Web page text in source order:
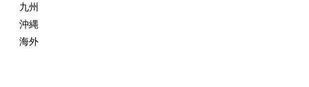
九州
沖縄
海外